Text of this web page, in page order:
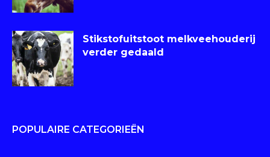
Stikstofuitstoot melkveehouderij
verder gedaald
POPULAIRE CATEGORIEËN